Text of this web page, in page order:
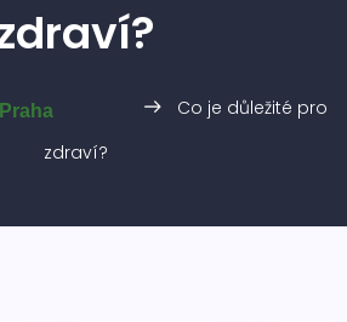
Co je důležité pro
zdraví?